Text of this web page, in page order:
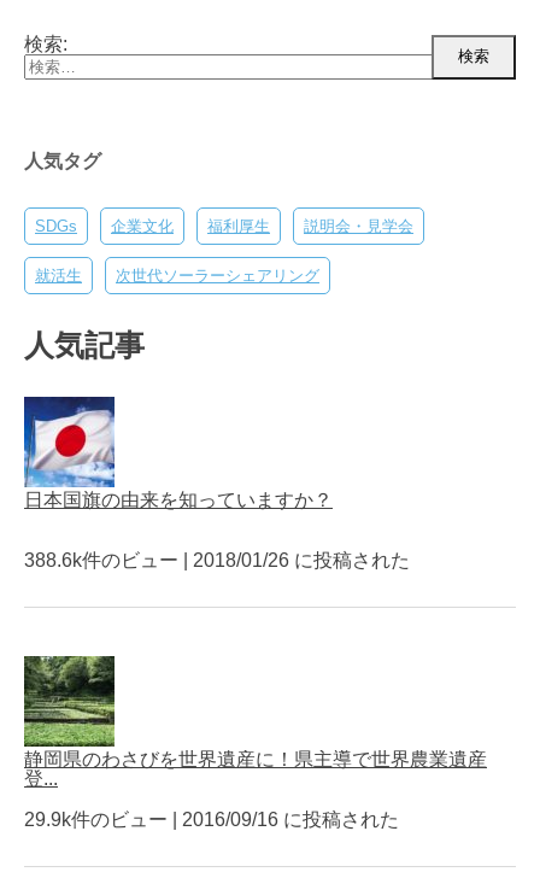
検索:
人気タグ
SDGs 企業文化 福利厚生 説明会・見学会
就活生 次世代ソーラーシェアリング
人気記事
日本国旗の由来を知っていますか？
388.6k件のビュー 2018/01/26 に投稿された
静岡県のわさびを世界遺産に！県主導で世界農業遺産
登...
29.9k件のビュー
2016/09/16 に投稿された